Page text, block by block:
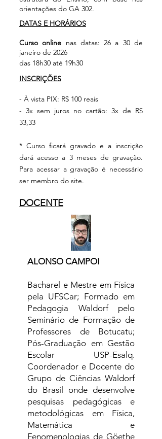
orientações do GA 302.
DATAS E HORÁRIOS
Curso online​ nas datas: 26 a 30 de
janeiro de 2026
das 18h30 até 19h30
INSCRIÇÕES
- À vista PIX: R$ 100 reais
- 3x sem juros no cartão: 3x de R$
33,33
* Curso ficará gravado e a inscrição
dará acesso a 3 meses de gravação.
Para acessar a gravação é necessário
ser membro do site.
DOCENTE
ALONSO CAMPOI
Bacharel e Mestre em Física
pela UFSCar; Formado em
Pedagogia Waldorf pelo
Seminário de Formação de
Professores de Botucatu;
Pós-Graduação em Gestão
Escolar USP-Esalq.
Coordenador e Docente do
Grupo de Ciências Waldorf
do Brasil onde desenvolve
pesquisas pedagógicas e
metodológicas em Física,
Matemática e
Fenomenologias de Göethe